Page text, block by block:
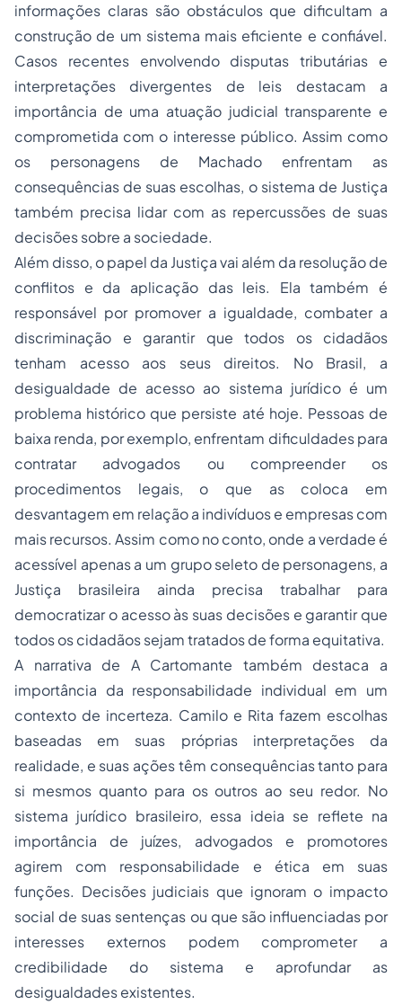
informações claras são obstáculos que dificultam a
construção de um sistema mais eficiente e confiável.
Casos recentes envolvendo disputas tributárias e
interpretações divergentes de leis destacam a
importância de uma atuação judicial transparente e
comprometida com o interesse público. Assim como
os personagens de Machado enfrentam as
consequências de suas escolhas, o sistema de Justiça
também precisa lidar com as repercussões de suas
decisões sobre a sociedade.
Além disso, o papel da Justiça vai além da resolução de
conflitos e da aplicação das leis. Ela também é
responsável por promover a igualdade, combater a
discriminação e garantir que todos os cidadãos
tenham acesso aos seus direitos. No Brasil, a
desigualdade de acesso ao sistema jurídico é um
problema histórico que persiste até hoje. Pessoas de
baixa renda, por exemplo, enfrentam dificuldades para
contratar advogados ou compreender os
procedimentos legais, o que as coloca em
desvantagem em relação a indivíduos e empresas com
mais recursos. Assim como no conto, onde a verdade é
acessível apenas a um grupo seleto de personagens, a
Justiça brasileira ainda precisa trabalhar para
democratizar o acesso às suas decisões e garantir que
todos os cidadãos sejam tratados de forma equitativa.
A narrativa de A Cartomante também destaca a
importância da responsabilidade individual em um
contexto de incerteza. Camilo e Rita fazem escolhas
baseadas em suas próprias interpretações da
realidade, e suas ações têm consequências tanto para
si mesmos quanto para os outros ao seu redor. No
sistema jurídico brasileiro, essa ideia se reflete na
importância de juízes, advogados e promotores
agirem com responsabilidade e ética em suas
funções. Decisões judiciais que ignoram o impacto
social de suas sentenças ou que são influenciadas por
interesses externos podem comprometer a
credibilidade do sistema e aprofundar as
desigualdades existentes.